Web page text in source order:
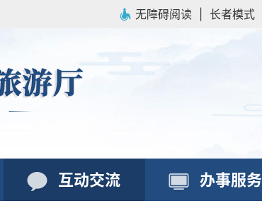
无障碍阅读 长者模式
互动交流 办事服务